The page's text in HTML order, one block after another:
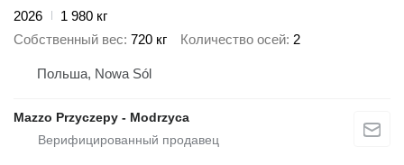
2026
1 980 кг
Собственный вес 720 кг Количество осей 2
Польша, Nowa Sól
Mazzo Przyczepy - Modrzyca